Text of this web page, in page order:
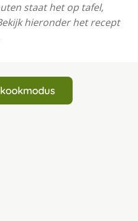
staat het op tafel,
hieronder het recept